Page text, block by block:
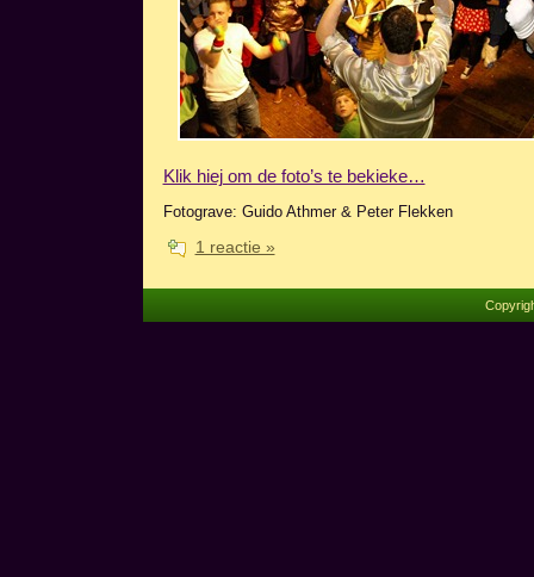
Klik hiej om de foto’s te bekieke…
Fotograve: Guido Athmer & Peter Flekken
1 reactie »